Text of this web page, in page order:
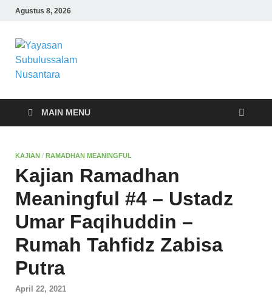
Agustus 8, 2026
Nusantara
MAIN MENU
KAJIAN / RAMADHAN MEANINGFUL
Kajian Ramadhan
Meaningful #4 – Ustadz
Umar Faqihuddin –
Rumah Tahfidz Zabisa
Putra
April 22, 2021